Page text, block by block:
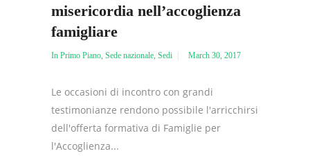
misericordia nell’accoglienza
famigliare
In Primo Piano, Sede nazionale, Sedi March 30, 2017
Le occasioni di incontro con grandi
testimonianze rendono possibile l'arricchirsi
dell'offerta formativa di Famiglie per
l'Accoglienza...